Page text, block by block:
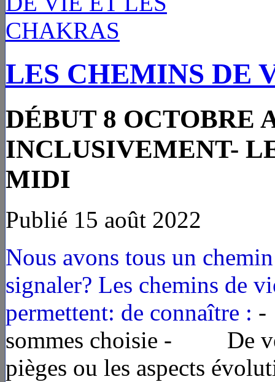
LES CHEMINS DE
DÉBUT 8 OCTOBRE
INCLUSIVEMENT-
MIDI
Publié 15 août 2022
Nous avons tous un
signaler? Les chemins de
permettent: de connaître : -
sommes choisie - De
pièges ou les aspects